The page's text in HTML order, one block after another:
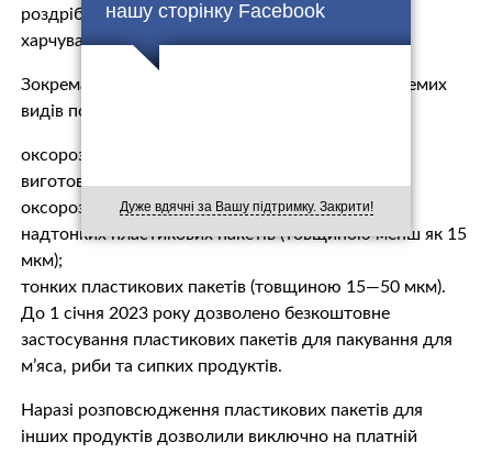
нашу сторінку Facebook
Дуже вдячні за Вашу підтримку. Закрити!
роздрібній торгівлі та закладах громадського
харчування з 10 грудня 2021 року.
Зокрема, перший етап обмежень торкнувся окремих
видів поліетиленових пакетів, а саме:
оксорозкладних пластикових пакетів (для
виготовлення використовується поліетилен і
оксорозкладні домішки);
надтонких пластикових пакетів (товщиною менш як 15
мкм);
тонких пластикових пакетів (товщиною 15—50 мкм).
До 1 січня 2023 року дозволено безкоштовне
застосування пластикових пакетів для пакування для
м’яса, риби та сипких продуктів.
Наразі розповсюдження пластикових пакетів для
інших продуктів дозволили виключно на платній